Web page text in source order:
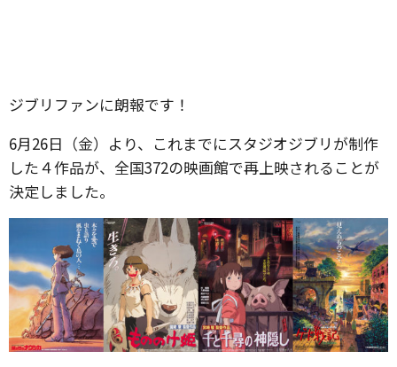
ジブリファンに朗報です！
6月26日（金）より、これまでにスタジオジブリが制作
した４作品が、全国372の映画館で再上映されることが
決定しました。